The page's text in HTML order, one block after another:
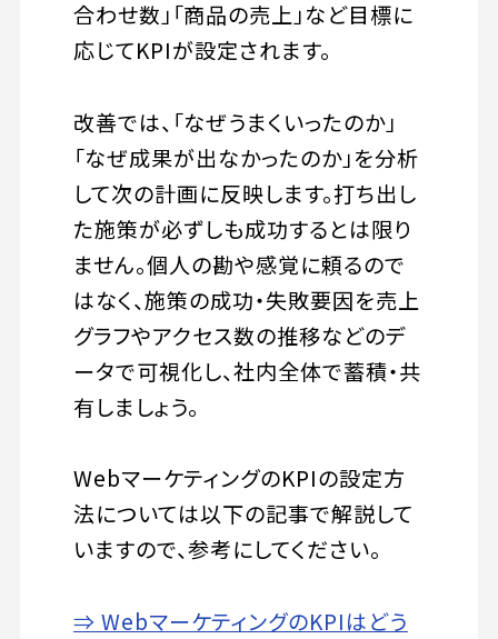
合わせ数」「商品の売上」など目標に
応じてKPIが設定されます。
改善では、「なぜうまくいったのか」
「なぜ成果が出なかったのか」を分析
して次の計画に反映します。打ち出し
た施策が必ずしも成功するとは限り
ません。個人の勘や感覚に頼るので
はなく、施策の成功・失敗要因を売上
グラフやアクセス数の推移などのデ
ータで可視化し、社内全体で蓄積・共
有しましょう。
WebマーケティングのKPIの設定方
法については以下の記事で解説して
いますので、参考にしてください。
⇒ WebマーケティングのKPIはどう